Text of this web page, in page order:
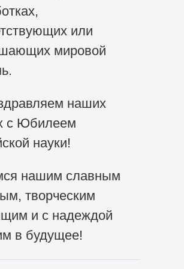
или
мировой
наших
с Юбилеем
науки!
нашим славным
творческим
и с надеждой
в будущее!